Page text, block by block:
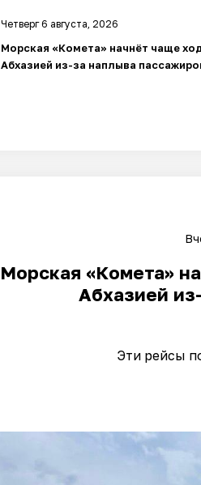
Четверг 6 августа, 2026
Морская «Комета» начнёт чаще
Абхазией из-за наплыва
Морская «Комета»
Абхазией
Эти рейсы